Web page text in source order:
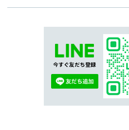
今すぐ友だち登録